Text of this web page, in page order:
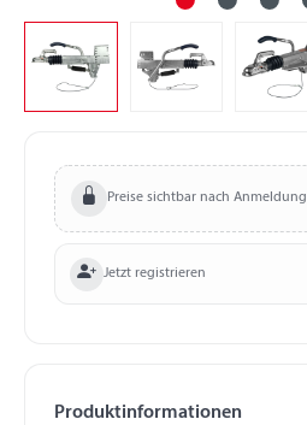
Preise sichtbar nach Anmeldung
Jetzt registrieren
Produktinformationen